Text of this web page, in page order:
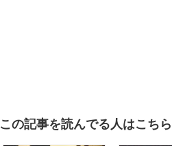
この記事を読んでる人はこち